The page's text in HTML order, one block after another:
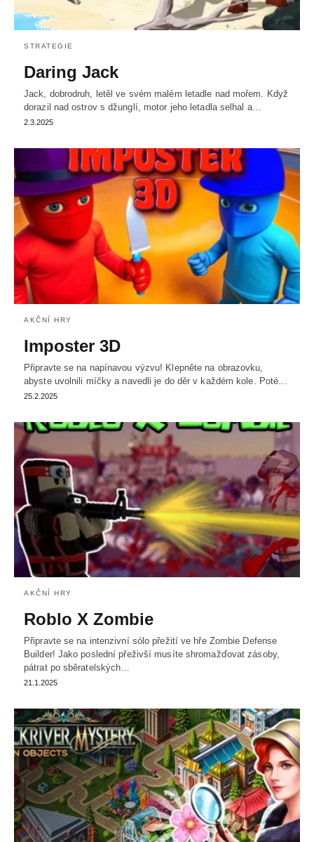
STRATEGIE
Daring Jack
Jack, dobrodruh, letěl ve svém malém letadle nad mořem. Když
dorazil nad ostrov s džunglí, motor jeho letadla selhal a…
2.3.2025
AKČNÍ HRY
Imposter 3D
Připravte se na napínavou výzvu! Klepněte na obrazovku,
abyste uvolnili míčky a navedli je do děr v každém kole. Poté…
25.2.2025
AKČNÍ HRY
Roblo X Zombie
Připravte se na intenzivní sólo přežití ve hře Zombie Defense
Builder! Jako poslední přeživší musíte shromažďovat zásoby,
pátrat po sběratelských…
21.1.2025